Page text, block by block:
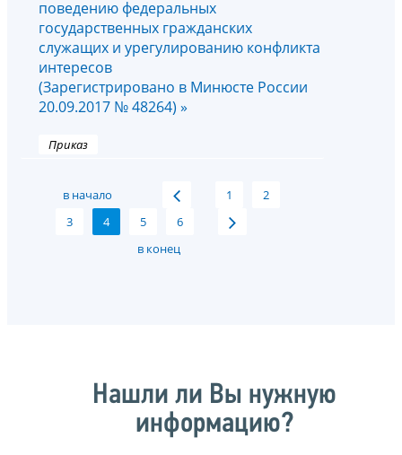
поведению федеральных
государственных гражданских
служащих и урегулированию конфликта
интересов
(Зарегистрировано в Минюсте России
20.09.2017 № 48264) »
Приказ
в начало 1
2
3
4 5
6
в конец
Нашли ли Вы нужную
информацию?